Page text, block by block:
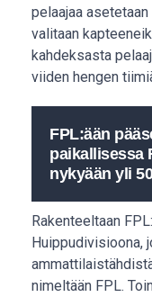
pelaajaa
valitaan
kahdeksasta
viiden hengen
FPL:ään
paikallisessa
nykyään yli
Rakenteeltaan
Huippudivisioona,
nimeltään FPL.